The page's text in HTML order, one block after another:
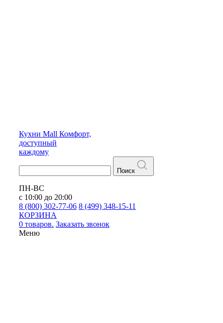
Кухни Mall Комфорт,
доступный
каждому
Поиск
ПН-ВС
с 10:00 до 20:00
8 (800) 302-77-06 8 (499) 348-15-11
КОРЗИНА
0 товаров. Заказать звонок
Меню